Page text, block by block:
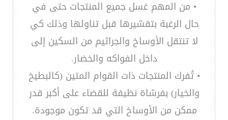
• من المهم غسل جميع المنتجات حتى في
حال الرغبة بتقشيرها قبل تناولها وذلك كي
لا تنتقل الأوساخ والجراثيم من السكين إلى
داخل الفواكه والخضار.
• تُفرك المنتجات ذات القوام المتين (كالبطيخ
والخيار) بفرشاة نظيفة للقضاء على أكبر قدر
ممكن من الأوساخ التي قد تكون موجودة.